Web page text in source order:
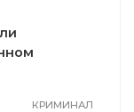
КРИМИНАЛ